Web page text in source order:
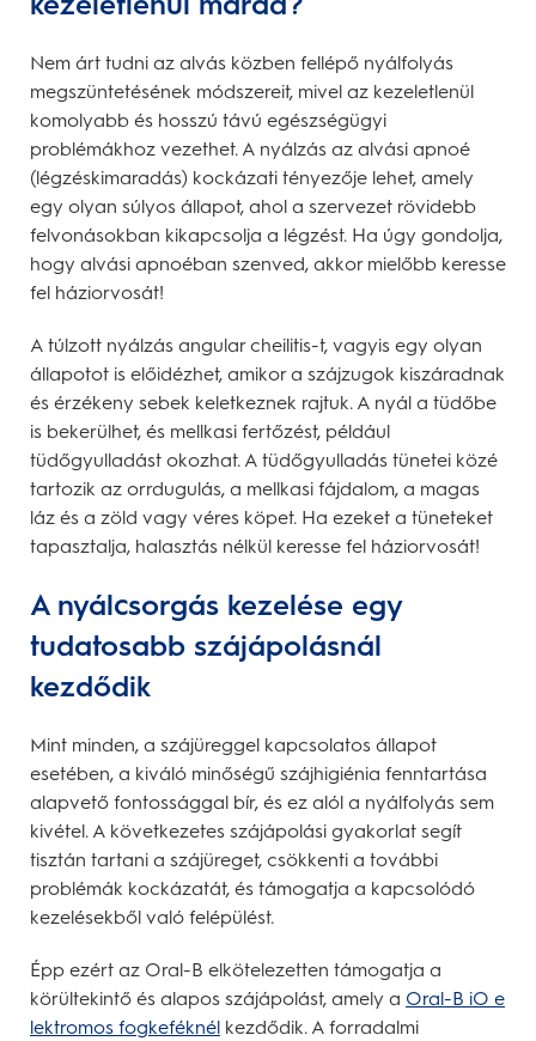
Nem árt tudni az alvás közben fellépő nyálfolyás
megszüntetésének módszereit, mivel az kezeletlenül
komolyabb és hosszú távú egészségügyi
problémákhoz vezethet. A nyálzás az alvási apnoé
(légzéskimaradás) kockázati tényezője lehet, amely
egy olyan súlyos állapot, ahol a szervezet rövidebb
felvonásokban kikapcsolja a légzést. Ha úgy gondolja,
hogy alvási apnoéban szenved, akkor mielőbb keresse
fel háziorvosát!
A túlzott nyálzás angular cheilitis-t, vagyis egy olyan
állapotot is előidézhet, amikor a szájzugok kiszáradnak
és érzékeny sebek keletkeznek rajtuk. A nyál a tüdőbe
is bekerülhet, és mellkasi fertőzést, például
tüdőgyulladást okozhat. A tüdőgyulladás tünetei közé
tartozik az orrdugulás, a mellkasi fájdalom, a magas
láz és a zöld vagy véres köpet. Ha ezeket a tüneteket
tapasztalja, halasztás nélkül keresse fel háziorvosát!
A nyálcsorgás kezelése egy
tudatosabb szájápolásnál
kezdődik
Mint minden, a szájüreggel kapcsolatos állapot
esetében, a kiváló minőségű szájhigiénia fenntartása
alapvető fontossággal bír, és ez alól a nyálfolyás sem
kivétel. A következetes szájápolási gyakorlat segít
tisztán tartani a szájüreget, csökkenti a további
problémák kockázatát, és támogatja a kapcsolódó
kezelésekből való felépülést.
Épp ezért az Oral-B elkötelezetten támogatja a
körültekintő és alapos szájápolást, amely a Oral-B iO e
lektromos fogkeféknél kezdődik. A forradalmi